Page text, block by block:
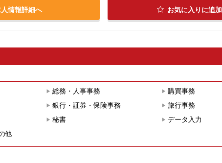
情報詳細へ お気に入りに追加
総務・人事事務 購買事務
銀行・証券・保険事務 旅行事務
秘書 データ入力
他